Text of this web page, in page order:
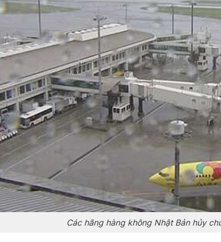
Các hãng hàng không Nhật Bản hủy